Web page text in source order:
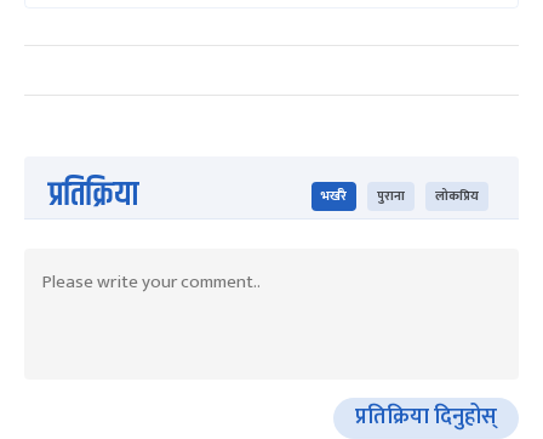
प्रतिक्रिया भर्खरै पुराना लोकप्रिय
प्रतिक्रिया दिनुहोस्